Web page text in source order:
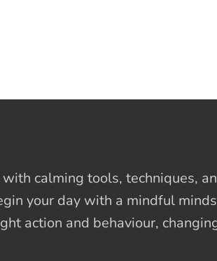
calming tools, techniques,
your day with a mindful
action and behaviour,